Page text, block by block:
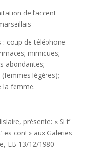
de l’accent
: coup de téléphone
mimiques;
abondantes;
(femmes légères);
la femme.
présente: « Si t’
es con! » aux Galeries
LB 13/12/1980